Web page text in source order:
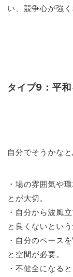
い、競争心が強
タイプ9：平
自分でそうかな
・場の雰囲気や
とが大切。
・自分から波風
と良くないという
・自分のペース
と空間が必要。
・不健全になる